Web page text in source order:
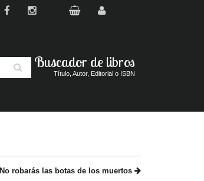
Buscador de libros
Título, Autor, Editorial o ISBN
No robarás las botas de los muertos